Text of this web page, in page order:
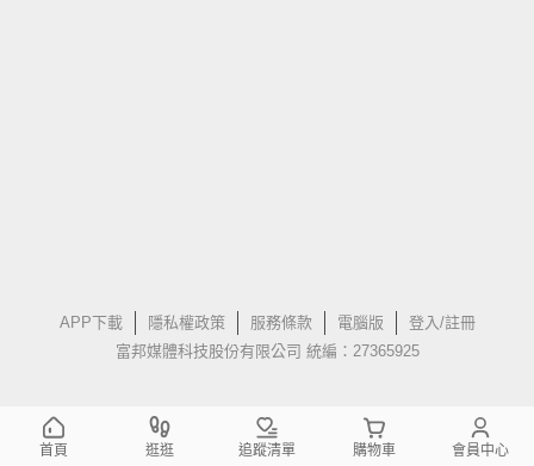
APP下載 隱私權政策 服務條款 電腦版
登入/註冊
富邦媒體科技股份有限公司 統編：27365925
首頁 逛逛 追蹤清單 購物車 會員中心